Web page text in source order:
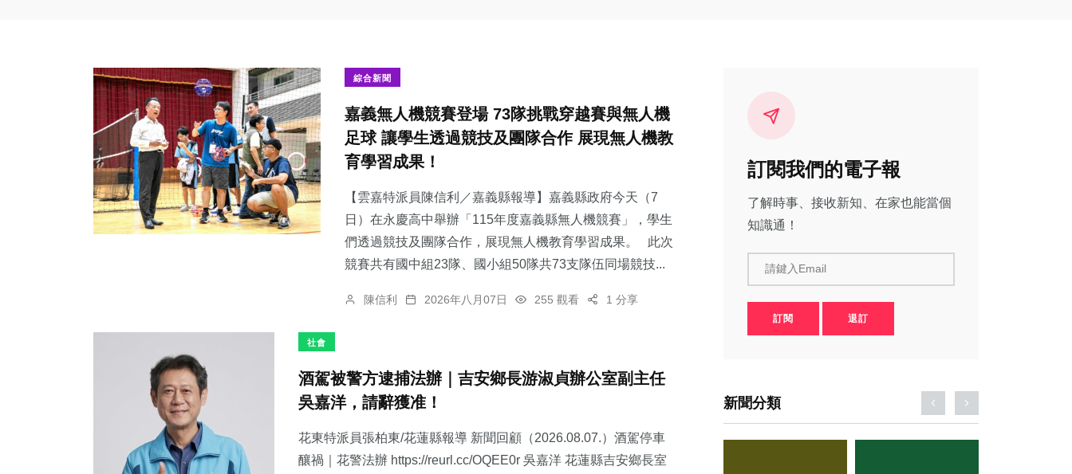
綜合新聞
嘉義無人機競賽登場 73隊挑戰穿越賽與無人機
足球 讓學生透過競技及團隊合作 展現無人機教
育學習成果！
【雲嘉特派員陳信利／嘉義縣報導】嘉義縣政府今天（7
日）在永慶高中舉辦「115年度嘉義縣無人機競賽」，學生
們透過競技及團隊合作，展現無人機教育學習成果。 此次
競賽共有國中組23隊、國小組50隊共73支隊伍同場競技...
陳信利 2026年八月07日 255 觀看 1 分享
社會
酒駕被警方逮捕法辦｜吉安鄉長游淑貞辦公室副主任
吳嘉洋，請辭獲准！
花東特派員張柏東/花蓮縣報導 新聞回顧（2026.08.07.）酒駕停車
釀禍｜花警法辦 https://reurl.cc/OQEE0r 吳嘉洋 花蓮縣吉安鄉長室
訂閱我們的電子報
了解時事、接收新知、在家也能當個
知識通！
請鍵入Email
訂閱 退訂
新聞分類